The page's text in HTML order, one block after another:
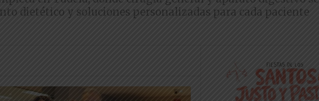
dietético y soluciones personalizadas para cada paciente